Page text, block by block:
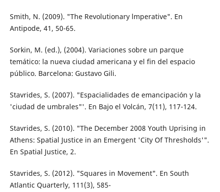
Smith, N. (2009). "The Revolutionary lmpera­tive". En
Antipode, 41, 50-65.
Sorkin, M. (ed.), (2004). Variaciones sobre un parque
temático: la nueva ciudad ameri­cana y el fin del espacio
público. Barcelo­na: Gustavo Gili.
Stavrides, S. (2007). "Espacialidades de eman­cipación y la
'ciudad de umbrales"'. En Bajo el Volcán, 7(11), 117-124.
Stavrides, S. (2010). "The December 2008 Youth Uprising in
Athens: Spatial Justice in an Emergent 'City Of Thresholds'".
En Spa­tial Justice, 2.
Stavrides, S. (2012). "Squares in Movement". En South
Atlantic Quarterly, 111(3), 585-